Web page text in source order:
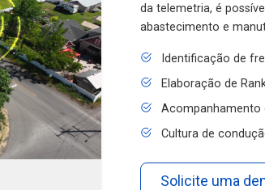
da telemetria, é
abastecimento e
Identificação de
Elaboração de
Cultura de
Solicite uma